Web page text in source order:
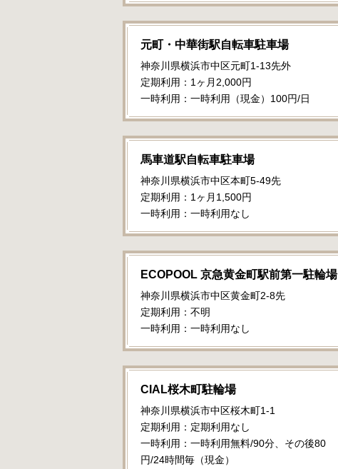
元町・中華街駅自転車駐車場
神奈川県横浜市中区元町1-13先外
定期利用：1ヶ月2,000円
一時利用：一時利用（現金）100円/日
馬車道駅自転車駐車場
神奈川県横浜市中区本町5-49先
定期利用：1ヶ月1,500円
一時利用：一時利用なし
ECOPOOL 京急黄金町駅前第一駐輪場
神奈川県横浜市中区黄金町2-8先
定期利用：不明
一時利用：一時利用なし
CIAL桜木町駐輪場
神奈川県横浜市中区桜木町1-1
定期利用：定期利用なし
一時利用：一時利用無料/90分、その後80
円/24時間毎（現金）